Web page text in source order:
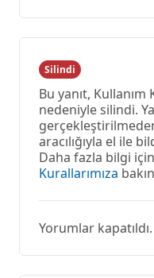
Silindi
Bu yanıt, Kullanım
nedeniyle silindi.
aracılığıyla el ile
Daha fazla bilgi
Kurallarımıza
Yorumlar kapatıldı.